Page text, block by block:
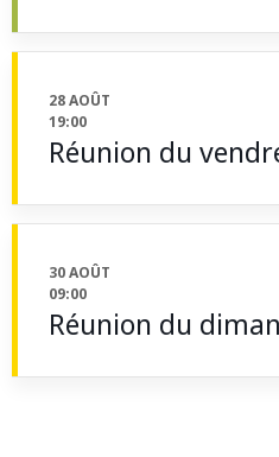
28 AOÛT
19:00
Réunion du
30 AOÛT
09:00
Réunion du